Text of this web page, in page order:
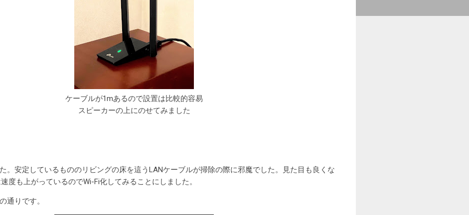
ケーブルが1mあるので設置は比較的容易
スピーカーの上にのせてみました
。安定しているもののリビングの床を這うLANケーブルが掃除の際に邪魔でした。見た目も良くな
度も上がっているのでWi-Fi化してみることにしました。
通りです。